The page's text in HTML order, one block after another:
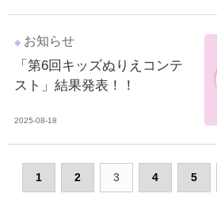
お知らせ
「第6回キッズぬりえコンテ
スト」結果発表！！
2025-08-18
1 2 3 4 5